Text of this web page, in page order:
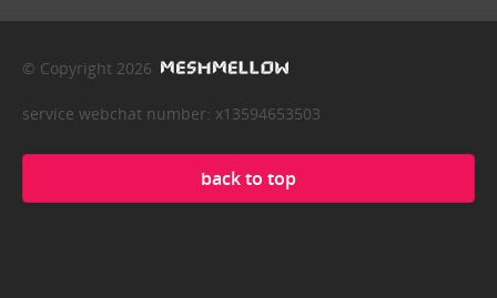
© Copyright 2026
service webchat number: x13594653503
back to top